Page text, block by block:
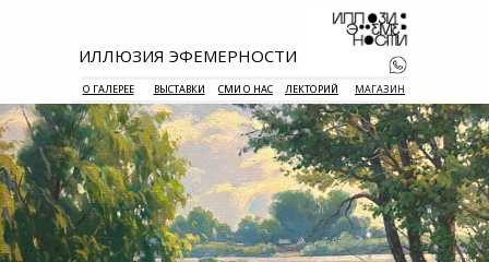
МАГАЗИН
ЛЕКТОРИЙ
СМИ О НАС
ВЫСТАВКИ
О ГАЛЕРЕЕ
ИЛЛЮЗИЯ ЭФЕМЕРНОСТИ